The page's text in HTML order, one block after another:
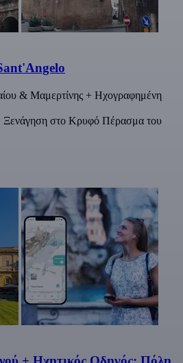
& Μαμερτίνης + Ηχογραφημένη
Ξενάγηση στο Κρυφό Πέρασμα του